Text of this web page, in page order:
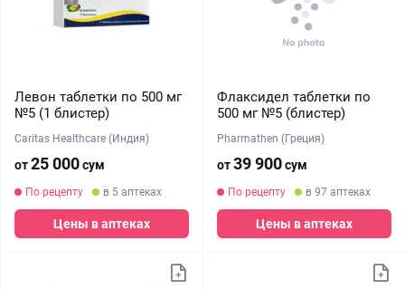
Левон таблетки по 500 мг
№5 (1 блистер)
Caritas Healthcare (Индия)
от25 000сум
По рецепту в 5 аптеках
Цены в аптеках
Флаксидел таблетки по
500 мг №5 (блистер)
Pharmathen (Греция)
от39 900сум
По рецепту в 97 аптеках
Цены в аптеках